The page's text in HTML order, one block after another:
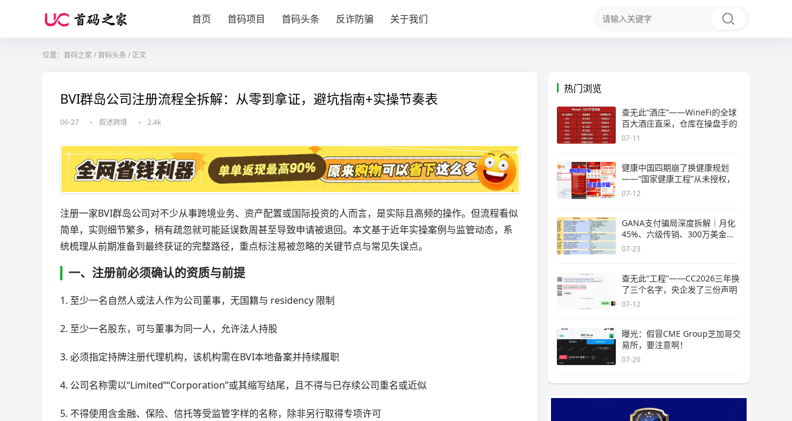
首页 首码项目 首码头条 反诈防骗 关于我们
位置： 首码之家 /首码头条 /正文
BVI群岛公司注册流程全拆解：从零到拿证，避坑指南+实操节奏表
06-27 叙述跨境 2.4k
注册一家BVI群岛公司对不少从事跨境业务、资产配置或国际投资的人而言，是实际且高频的操作。但流程看似
简单，实则细节繁多，稍有疏忽就可能延误数周甚至导致申请被退回。本文基于近年实操案例与监管动态，系
统梳理从前期准备到最终获证的完整路径，重点标注易被忽略的关键节点与常见失误点。
一、注册前必须确认的资质与前提
1. 至少一名自然人或法人作为公司董事，无国籍与 residency 限制
2. 至少一名股东，可与董事为同一人，允许法人持股
3. 必须指定持牌注册代理机构，该机构需在BVI本地备案并持续履职
4. 公司名称需以“Limited”“Corporation”或其缩写结尾，且不得与已存续公司重名或近似
5. 不得使用含金融、保险、信托等受监管字样的名称，除非另行取得专项许可
热门浏览
查无此“酒庄”——WineFi的全球
百大酒庄直采，仓库在操盘手的
07-11
健康中国四期崩了换健康规划
——“国家健康工程”从未授权，
07-12
GANA支付骗局深度拆解｜月化
45%、六级传销、300万美金窟
窿，拉菲
07-23
查无此“工程”——CC2026三年换
了三个名字，央企发了三份声明
07-12
曝光：假冒CME Group芝加哥交
易所，要注意啊！
07-20